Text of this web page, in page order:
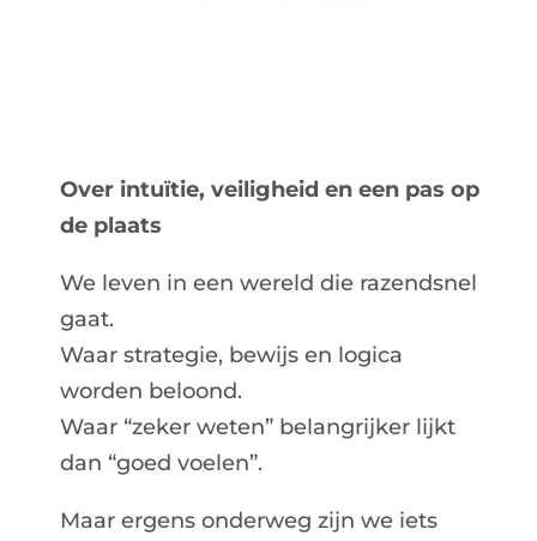
Over intuïtie, veiligheid en een pas op
de plaats
We leven in een wereld die razendsnel
gaat.
Waar strategie, bewijs en logica
worden beloond.
Waar “zeker weten” belangrijker lijkt
dan “goed voelen”.
Maar ergens onderweg zijn we iets